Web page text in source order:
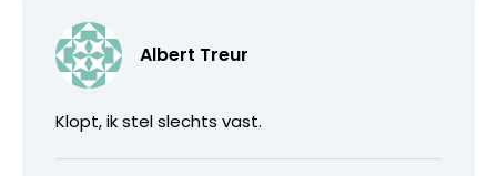
Albert Treur
Klopt, ik stel slechts vast.